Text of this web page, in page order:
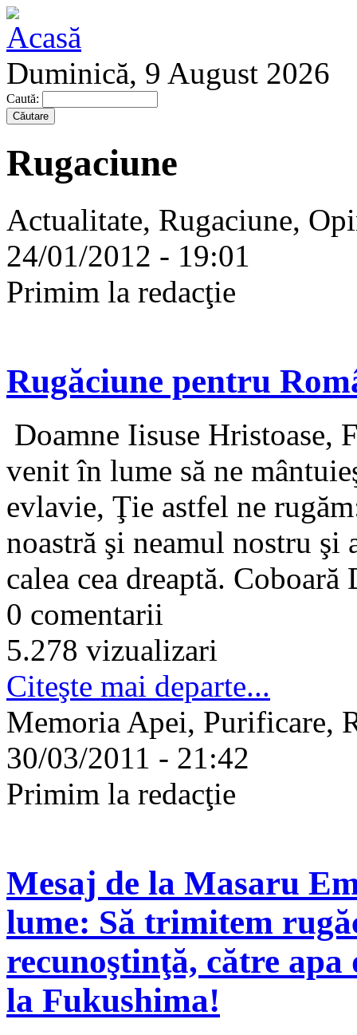
Duminică, 9 August 2026
Caută:
Rugaciune
Actualitate, Rugaciune,
24/01/2012 - 19:01
Primim la redacţie
Rugăciune pentru
Doamne Iisuse Hristoase,
venit în lume să ne
evlavie, Ţie astfel ne
noastră şi neamul nostru şi
calea cea dreaptă.
0 comentarii
5.278 vizualizari
Citeşte mai departe...
Memoria Apei, Purificare,
30/03/2011 - 21:42
Primim la redacţie
Mesaj de la Masaru
lume: Să trimitem
recunoştinţă, către apa
la Fukushima!